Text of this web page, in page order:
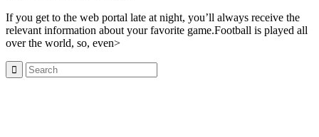
If you get to the web portal late at night, you’ll always receive the
relevant information about your favorite game.Football is played all
over the world, so, even>